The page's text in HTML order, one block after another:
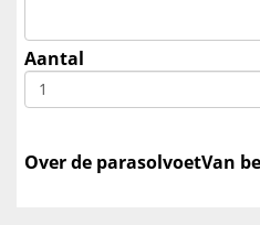
Aantal
Over de parasolvoetVan